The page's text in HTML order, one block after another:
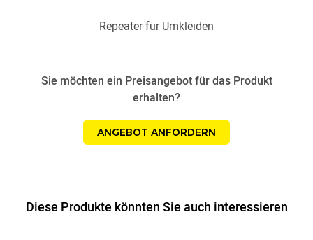
Repeater für Umkleiden
Sie möchten ein Preisangebot für das Produkt
erhalten?
ANGEBOT ANFORDERN
Diese Produkte könnten Sie auch interessieren